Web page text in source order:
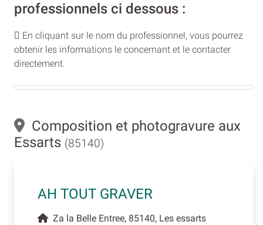
professionnels ci dessous :
En cliquant sur le nom du professionnel, vous pourrez
obtenir les informations le concernant et le contacter
directement.
Composition et photogravure aux
Essarts (85140)
AH TOUT GRAVER
Za la Belle Entree, 85140, Les essarts